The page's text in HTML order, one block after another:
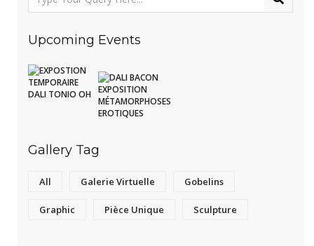
Upcoming Events
Gallery Tag
All Galerie Virtuelle Gobelins
Graphic Pièce Unique Sculpture